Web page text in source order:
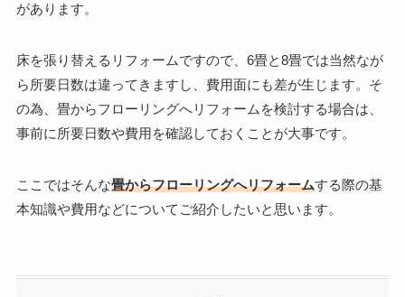
があります。
床を張り替えるリフォームですので、6畳と8畳では当然なが
ら所要日数は違ってきますし、費用面にも差が生じます。そ
の為、畳からフローリングへリフォームを検討する場合は、
事前に所要日数や費用を確認しておくことが大事です。
ここではそんな畳からフローリングへリフォームする際の基
本知識や費用などについてご紹介したいと思います。